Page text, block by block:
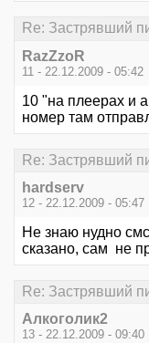
Re: Застрявший
RazZzoR
11 - 22.12.2009 - 05:42
10 "на плеерах и
номер там
Re: Застрявший
hardserv
12 - 22.12.2009 - 05:47
Не знаю нудно
сказано, сам не
Re: Застрявший
Алкоголик2
13 - 22.12.2009 - 09:40